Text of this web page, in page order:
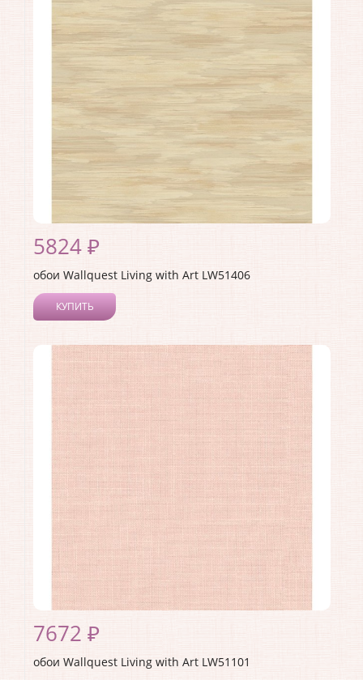
Материал покрытия:
Акриловое
Страна:
США
Материал основы:Бумага
Раппорт: <>
5824 ₽
обои Wallquest Living with Art LW51406
КУПИТЬ
Коллекция:Living with Art
Длина рулона:
Материал покрытия:
Страна:
Материал основы:
Раппорт:
7672 ₽
обои Wallquest Living with Art LW51101